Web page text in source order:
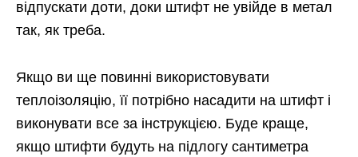
відпускати доти, доки штифт не увійде в метал
так, як треба.
Якщо ви ще повинні використовувати
теплоізоляцію, її потрібно насадити на штифт і
виконувати все за інструкцією. Буде краще,
якщо штифти будуть на підлогу сантиметра